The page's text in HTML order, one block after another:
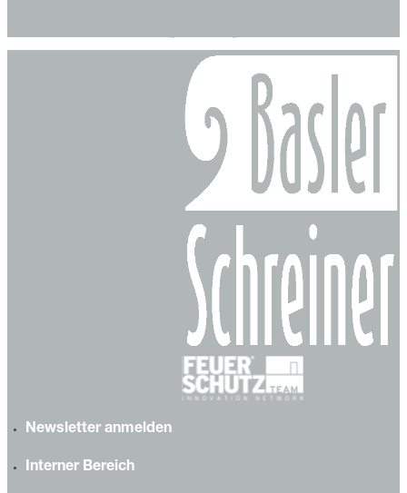
Newsletter anmelden
Interner Bereich